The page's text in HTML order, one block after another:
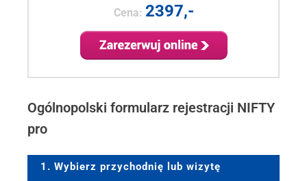
Cena: 2397,-
Ogólnopolski formularz rejestracji NIFTY
pro
1. Wybierz przychodnię lub wizytę